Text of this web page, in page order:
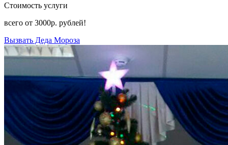
Стоимость услуги
всего от 3000р. рублей!
Вызвать Деда Мороза